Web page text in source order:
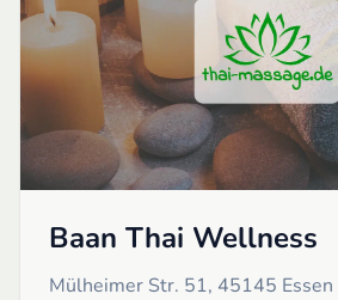
Baan Thai Wellness
Mülheimer Str. 51, 45145 Essen